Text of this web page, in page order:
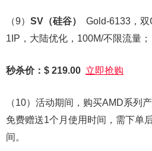
（9） SV （硅谷）
Gold-6133，双
1IP，大陆优化，100M/不限流量；
秒杀价：$ 219.00 立即抢购
（10）活动期间，购买AMD系列
免费赠送1个月使用时间，需下单
间。